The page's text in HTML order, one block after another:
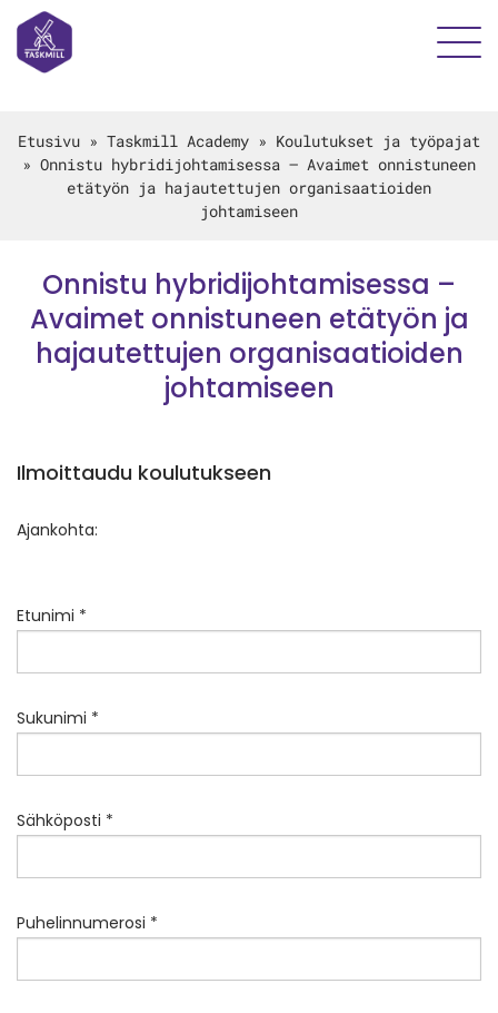
Etusivu » Taskmill Academy » Koulutukset ja työpajat
» Onnistu hybridijohtamisessa – Avaimet onnistuneen
etätyön ja hajautettujen organisaatioiden
johtamiseen
Onnistu hybridijohtamisessa –
Avaimet onnistuneen etätyön ja
hajautettujen organisaatioiden
johtamiseen
Ilmoittaudu koulutukseen
Ajankohta:
Etunimi *
Sukunimi *
Sähköposti *
Puhelinnumerosi *